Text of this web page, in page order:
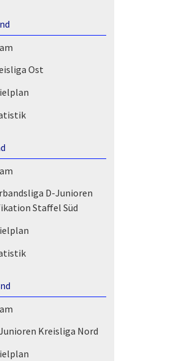
Ost
D-Junioren
Staffel Süd
Kreisliga Nord